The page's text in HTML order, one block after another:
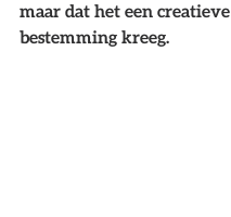
maar dat het een creatieve
bestemming kreeg.